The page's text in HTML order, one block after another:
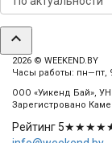
expand_less
2026 © WEEKEND.BY
Часы работы: пн—пт,
ООО «Уикенд Бай»,
Зарегистровано
Рейтинг 5★★★★★